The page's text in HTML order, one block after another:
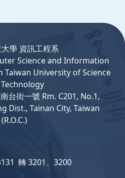
學 資訊工程系
Science and Information
Taiwan University of Science
台街一號 Rm. C201, No.1,
Dist., Tainan City, Taiwan
(R.O.C.)
轉 3201、3200